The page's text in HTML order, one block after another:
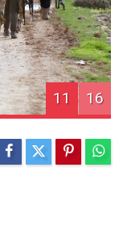
11 16